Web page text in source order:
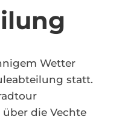
Wetter
statt.
die Vechte